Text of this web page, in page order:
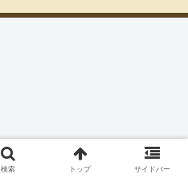
検索 トップ サイドバー